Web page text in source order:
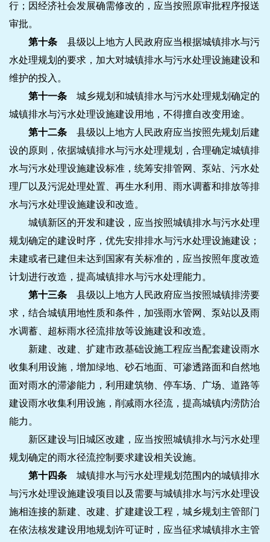
行；因经济社会发展确需修改的，应当按照原审批程序报送
审批。
第十条 县级以上地方人民政府应当根据城镇排水与污
水处理规划的要求，加大对城镇排水与污水处理设施建设和
维护的投入。
第十一条 城乡规划和城镇排水与污水处理规划确定的
城镇排水与污水处理设施建设用地，不得擅自改变用途。
第十二条 县级以上地方人民政府应当按照先规划后建
设的原则，依据城镇排水与污水处理规划，合理确定城镇排
水与污水处理设施建设标准，统筹安排管网、泵站、污水处
理厂以及污泥处理处置、再生水利用、雨水调蓄和排放等排
水与污水处理设施建设和改造。
城镇新区的开发和建设，应当按照城镇排水与污水处理
规划确定的建设时序，优先安排排水与污水处理设施建设；
未建或者已建但未达到国家有关标准的，应当按照年度改造
计划进行改造，提高城镇排水与污水处理能力。
第十三条 县级以上地方人民政府应当按照城镇排涝要
求，结合城镇用地性质和条件，加强雨水管网、泵站以及雨
水调蓄、超标雨水径流排放等设施建设和改造。
新建、改建、扩建市政基础设施工程应当配套建设雨水
收集利用设施，增加绿地、砂石地面、可渗透路面和自然地
面对雨水的滞渗能力，利用建筑物、停车场、广场、道路等
建设雨水收集利用设施，削减雨水径流，提高城镇内涝防治
能力。
新区建设与旧城区改建，应当按照城镇排水与污水处理
规划确定的雨水径流控制要求建设相关设施。
第十四条 城镇排水与污水处理规划范围内的城镇排水
与污水处理设施建设项目以及需要与城镇排水与污水处理设
施相连接的新建、改建、扩建建设工程，城乡规划主管部门
在依法核发建设用地规划许可证时，应当征求城镇排水主管